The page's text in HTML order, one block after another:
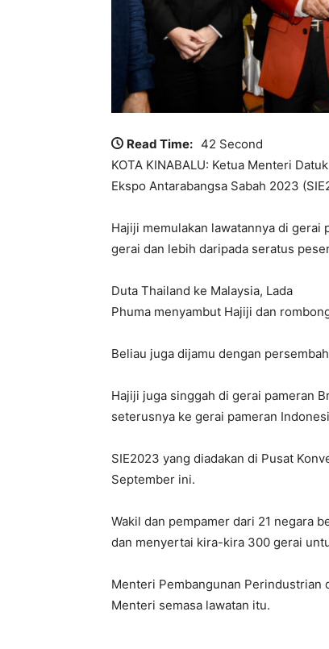
Read Time: 42 Second
KOTA KINABALU: Ketua Menteri
Ekspo Antarabangsa Sabah 2023
Hajiji memulakan lawatannya di
gerai dan lebih daripada seratus
Duta Thailand ke Malaysia, Lada
Phuma menyambut Hajiji dan
Beliau juga dijamu dengan
Hajiji juga singgah di gerai pameran
seterusnya ke gerai pameran
SIE2023 yang diadakan di Pusat
September ini.
Wakil dan pempamer dari 21 negara
dan menyertai kira-kira 300 gerai
Menteri Pembangunan Perindustrian
Menteri semasa lawatan itu.